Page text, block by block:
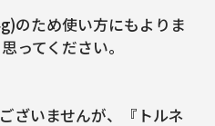
のため使い方にもよりま
ってください。
ざいませんが、『トルネ